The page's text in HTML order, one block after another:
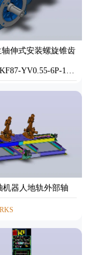
轴伸式安装螺旋锥齿
YV0.55-6P-174.
A
机器人地轨外部轴